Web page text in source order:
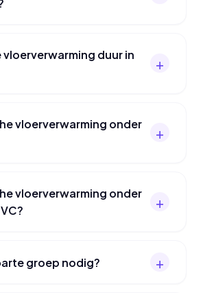
vloerverwarming duur in
vloerverwarming onder
vloerverwarming onder
groep nodig?